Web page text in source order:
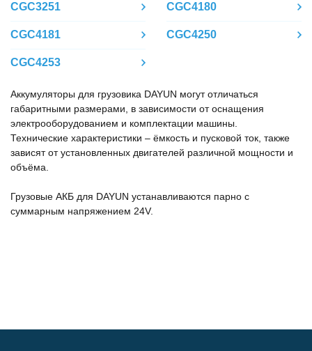
CGC3251 CGC4180
CGC4181 CGC4250
CGC4253
Аккумуляторы для грузовика DAYUN могут отличаться
габаритными размерами, в зависимости от оснащения
электрооборудованием и комплектации машины.
Технические характеристики – ёмкость и пусковой ток, также
зависят от установленных двигателей различной мощности и
объёма.
Грузовые АКБ для DAYUN устанавливаются парно с
суммарным напряжением 24V.